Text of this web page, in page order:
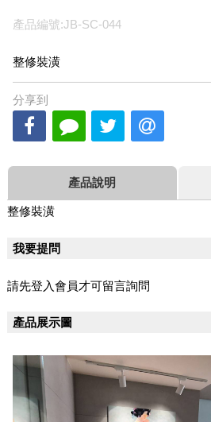
產品編號:JB-SC-044
整修裝潢
分享到
產品說明
整修裝潢
我要提問
請先登入會員才可留言詢問
產品展示圖